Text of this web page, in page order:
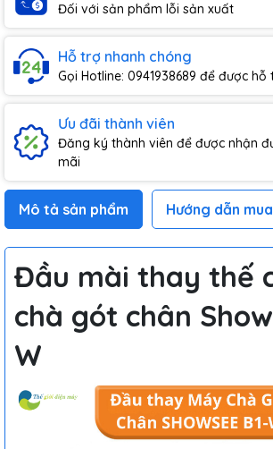
Đối với sản phẩm lỗi sản xuất
Hỗ trợ nhanh chóng
Gọi Hotline: 0941938689 để được
Ưu đãi thành viên
Đăng ký thành viên để được nhận
mãi
Mô tả sản phẩm Hướng dẫn
Đầu mài thay thế
chà gót chân
W